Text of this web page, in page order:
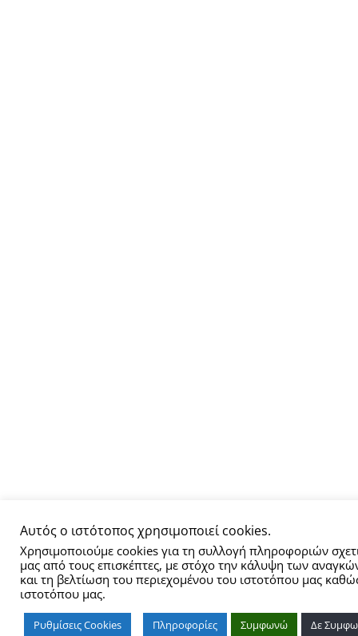
Αυτός ο ιστότοπος χρησιμοποιεί cookies.
Χρησιμοποιούμε cookies για τη συλλογή πληροφοριών
μας από τους επισκέπτες, με στόχο την κάλυψη των
και τη βελτίωση του περιεχομένου του ιστοτόπου μας
ιστοτόπου μας.
Ρυθμίσεις Cookies Πληροφορίες Συμφωνώ Δε